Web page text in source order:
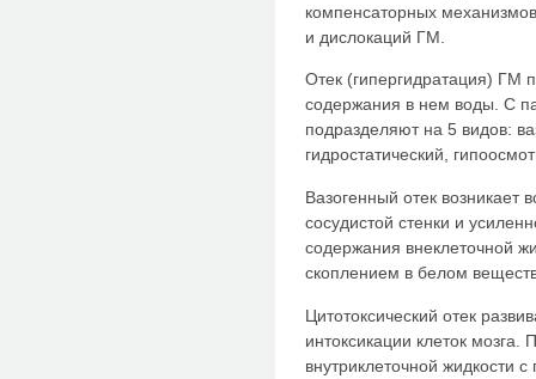
компенсаторных
и дислокаций ГМ.
Отек (гипергидратация) ГМ
содержания в нем воды. С
подразделяют на 5 видов:
гидростатический,
Вазогенный отек возникает
сосудистой стенки и
содержания внеклеточной
скоплением в белом
Цитотоксический отек
интоксикации клеток
внутриклеточной жидкости